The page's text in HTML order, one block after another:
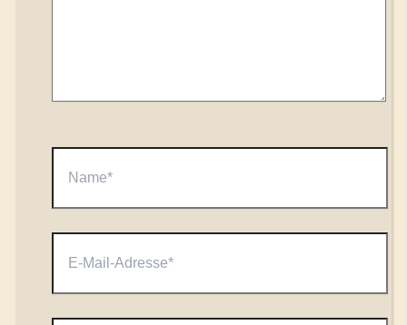
Mail-